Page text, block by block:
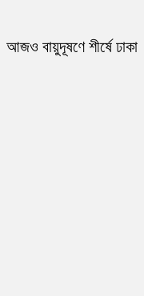
আজও বায়ুদূষণে শীর্ষে ঢাকা